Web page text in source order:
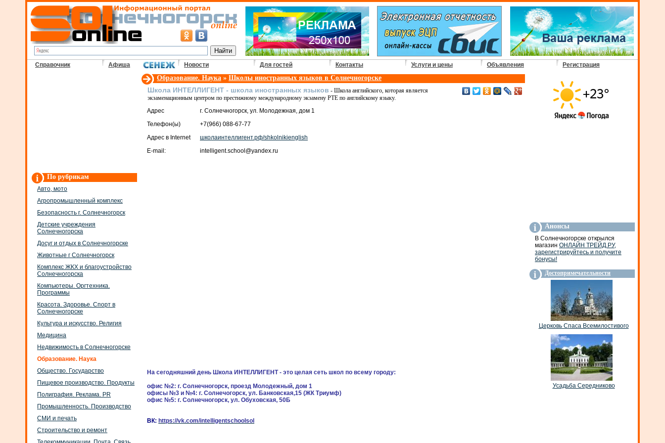
Справочник Афиша Новости Для гостей Контакты Услуги и цены Объявления Регистрация
По рубрикам
Авто, мото
Агропромышленный комплекс
Безопасность г. Солнечногорск
Детские учреждения
Солнечногорска
Досуг и отдых в Солнечногорске
Животные г Солнечногорск
Комплекс ЖКХ и благоустройство
Солнечногорска
Компьютеры. Оргтехника.
Программы
Красота. Здоровье. Спорт в
Солнечногорске
Культура и искусство. Религия
Медицина
Недвижимость в Солнечногорске
Образование. Наука
Общество. Государство
Пищевое производство. Продукты
Полиграфия. Реклама. PR
Промышленность. Производство
СМИ и печать
Строительство и ремонт
Образование. Наука » Школы иностранных языков в Солнечногорске
Школа ИНТЕЛЛИГЕНТ - школа иностранных языков - Школа английского, которая является
экзаменационным центром по престижному международному экзамену PTE по английскому языку.
Адрес
г. Солнечногорск, ул. Молодежная, дом 1
Телефон(ы)
+7(966) 088-67-77
Адрес в Internet
школаинтеллигент.рф/shkolnikienglish
E-mail:
intelligent.school@yandex.ru
На сегодняшний день Школа ИНТЕЛЛИГЕНТ - это целая сеть школ по всему городу:
офис №2: г. Солнечногорск, проезд Молодежный, дом 1
офисы №3 и №4: г. Солнечогорск, ул. Банковская,15 (ЖК Триумф)
офис №5: г. Солнечногорск, ул. Обуховская, 50Б
ВК: https://vk.com/intelligentschoolsol
Анонсы
В Солнечногорске открылся
магазин ОНЛАЙН ТРЕЙД.РУ,
зарегистрируйтесь и получите
бонусы!
Достопримечательности
Церковь Спаса Всемилостивого
Усадьба Середниково